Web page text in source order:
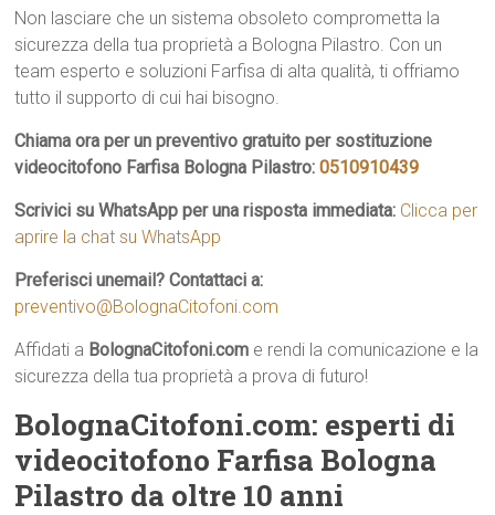
Non lasciare che un sistema obsoleto comprometta la
sicurezza della tua proprietà a Bologna Pilastro. Con un
team esperto e soluzioni Farfisa di alta qualità, ti offriamo
tutto il supporto di cui hai bisogno.
Chiama ora per un preventivo gratuito per sostituzione
videocitofono Farfisa Bologna Pilastro:0510910439
Scrivici su WhatsApp per una risposta immediata: Clicca per
aprire la chat su WhatsApp
Preferisci unemail? Contattaci a:
preventivo@BolognaCitofoni.com
Affidati a BolognaCitofoni.com e rendi la comunicazione e la
sicurezza della tua proprietà a prova di futuro!
BolognaCitofoni.com: esperti di
videocitofono Farfisa Bologna
Pilastro da oltre 10 anni